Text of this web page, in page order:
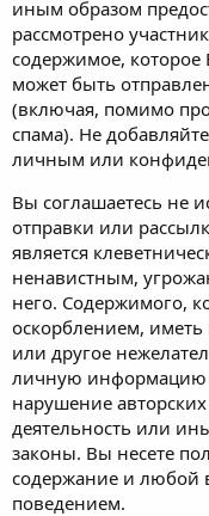
иным образом
рассмотрено
содержимое, которое
может быть
(включая, помимо
спама). Не
личным или
Вы соглашаетесь не
отправки или
является
ненавистным,
него. Содержимого,
оскорблением, иметь
или другое
личную информацию
нарушение
деятельность или
законы. Вы несете
содержание и
поведением.